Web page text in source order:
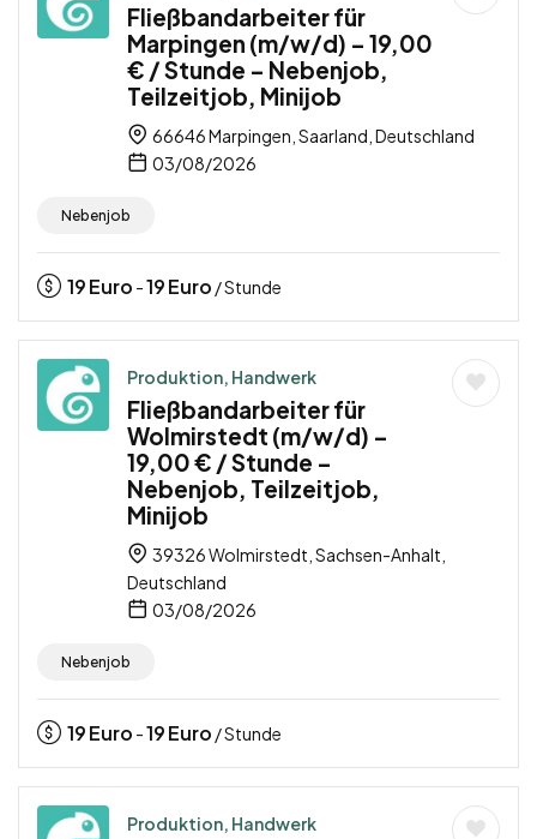
Fließbandarbeiter für
Marpingen (m/w/d) – 19,00
€ / Stunde – Nebenjob,
Teilzeitjob, Minijob
66646 Marpingen, Saarland, Deutschland
03/08/2026
Nebenjob
19Euro -19Euro / Stunde
Produktion, Handwerk
Fließbandarbeiter für
Wolmirstedt (m/w/d) –
19,00 € / Stunde –
Nebenjob, Teilzeitjob,
Minijob
39326 Wolmirstedt, Sachsen-Anhalt,
Deutschland
03/08/2026
Nebenjob
19Euro -19Euro / Stunde
Produktion, Handwerk